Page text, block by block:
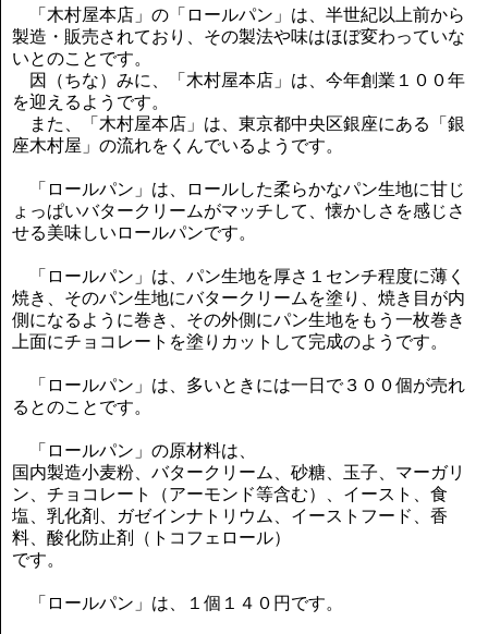
「木村屋本店」の「ロールパン」は、半世紀以上前から
製造・販売されており、その製法や味はほぼ変わっていな
いとのことです。
因（ちな）みに、「木村屋本店」は、今年創業１００年
を迎えるようです。
また、「木村屋本店」は、東京都中央区銀座にある「銀
座木村屋」の流れをくんでいるようです。
「ロールパン」は、ロールした柔らかなパン生地に甘じ
ょっぱいバタークリームがマッチして、懐かしさを感じさ
せる美味しいロールパンです。
「ロールパン」は、パン生地を厚さ１センチ程度に薄く
焼き、そのパン生地にバタークリームを塗り、焼き目が内
側になるように巻き、その外側にパン生地をもう一枚巻き
上面にチョコレートを塗りカットして完成のようです。
「ロールパン」は、多いときには一日で３００個が売れ
るとのことです。
「ロールパン」の原材料は、
国内製造小麦粉、バタークリーム、砂糖、玉子、マーガリ
ン、チョコレート（アーモンド等含む）、イースト、食
塩、乳化剤、ガゼインナトリウム、イーストフード、香
料、酸化防止剤（トコフェロール）
です。
「ロールパン」は、１個１４０円です。